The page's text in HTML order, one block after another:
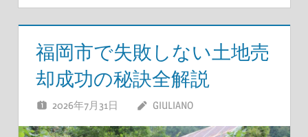
福岡市で失敗しない土地売
却成功の秘訣全解説
2026年7月31日 GIULIANO